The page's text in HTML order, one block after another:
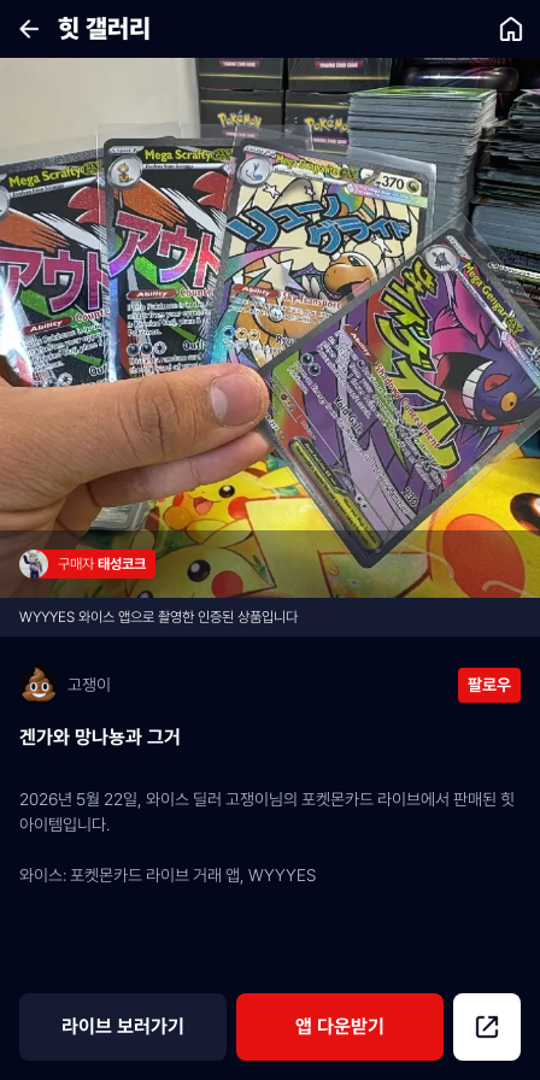
힛 갤러리
구매자 태성코크
WYYYES 와이스 앱으로 촬영한 인증된 상품입니다
고쟁이 팔로우
겐가와 망나뇽과 그거
2026년 5월 22일, 와이스 딜러 고쟁이님의 포켓몬카드 라이브에서 판매된 힛
아이템입니다.
와이스: 포켓몬카드 라이브 거래 앱, WYYYES
라이브 보러가기 앱 다운받기